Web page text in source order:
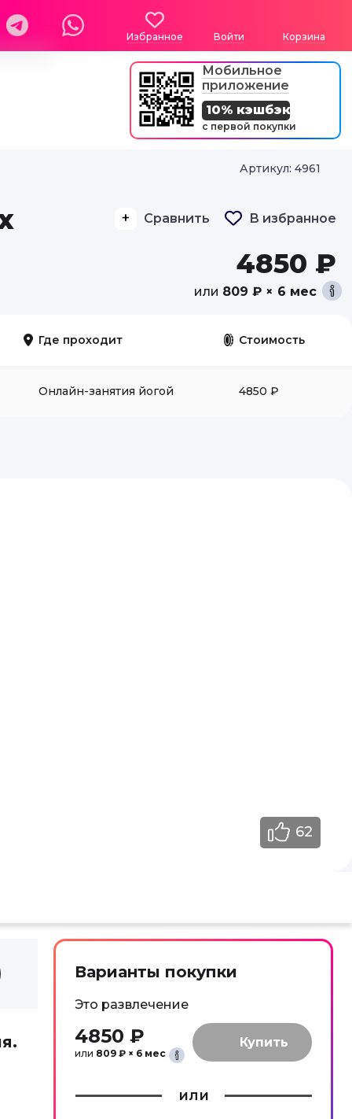
Избранное Войти Корзина
Мобильное
приложение
10% кэшбэк
с первой покупки
Артикул: 4961
Сравнить В избранное
4850 ₽
или 809 ₽ × 6 мес
Где проходит Стоимость
Онлайн-занятия йогой 4850 ₽
62
Варианты покупки
Это развлечение
4850 ₽
или 809 ₽ × 6 мес
или